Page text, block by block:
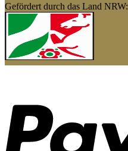
Gefördert durch das Land NRW: